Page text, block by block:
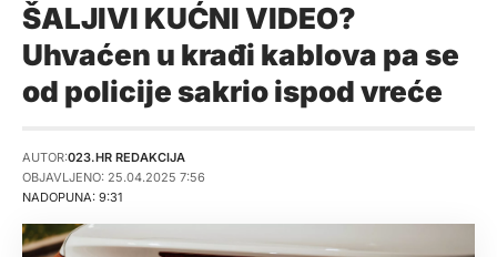
ŠALJIVI KUĆNI VIDEO?
Uhvaćen u krađi kablova pa se
od policije sakrio ispod vreće
NADOPUNA: 9:31
AUTOR:023.HR REDAKCIJA
OBJAVLJENO: 25.04.2025 7:56